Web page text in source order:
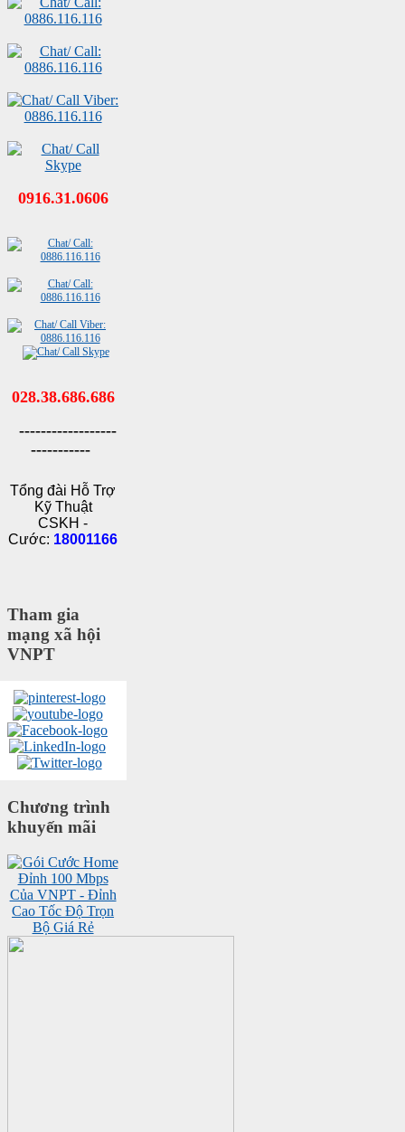
0916.31.0606
028.38.686.686
------------------
-----------
Tổng đài Hỗ Trợ
Kỹ Thuật
CSKH -
Cước: 18001166
Tham gia
mạng xã hội
VNPT
Chương trình
khuyến mãi